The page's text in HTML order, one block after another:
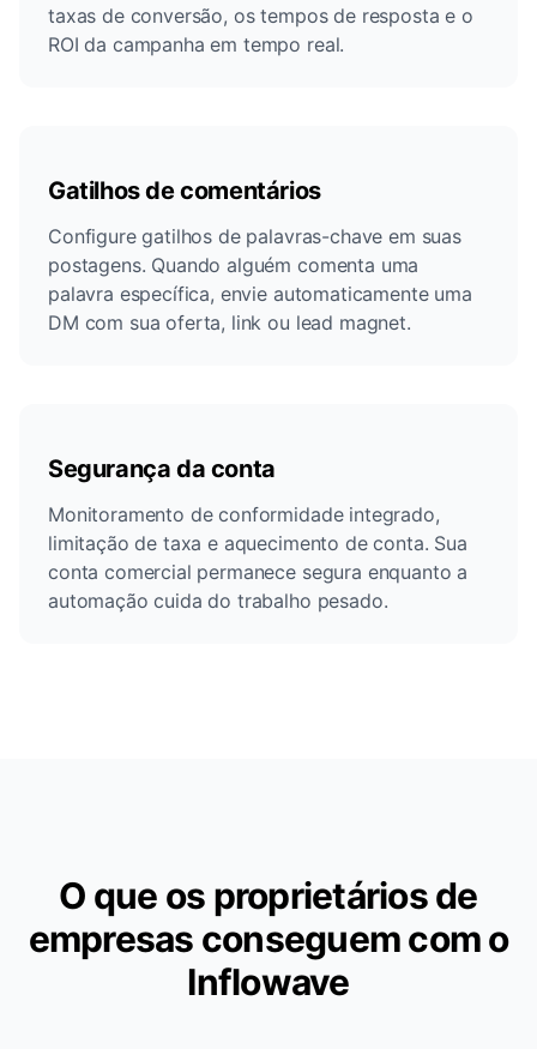
taxas de conversão, os tempos de resposta e o
ROI da campanha em tempo real.
Gatilhos de comentários
Configure gatilhos de palavras-chave em suas
postagens. Quando alguém comenta uma
palavra específica, envie automaticamente uma
DM com sua oferta, link ou lead magnet.
Segurança da conta
Monitoramento de conformidade integrado,
limitação de taxa e aquecimento de conta. Sua
conta comercial permanece segura enquanto a
automação cuida do trabalho pesado.
O que os proprietários de
empresas conseguem com o
Inflowave